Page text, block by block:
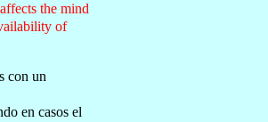
the mind
of
con un
en casos el